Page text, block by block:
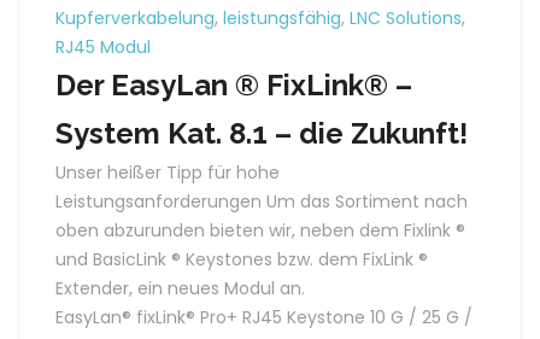
Kupferverkabelung, leistungsfähig, LNC Solutions,
RJ45 Modul
Der EasyLan ® FixLink® –
System Kat. 8.1 – die Zukunft!
Unser heißer Tipp für hohe
Leistungsanforderungen Um das Sortiment nach
oben abzurunden bieten wir, neben dem Fixlink ®
und BasicLink ® Keystones bzw. dem FixLink ®
Extender, ein neues Modul an.
EasyLan® fixLink® Pro+ RJ45 Keystone 10 G / 25 G /